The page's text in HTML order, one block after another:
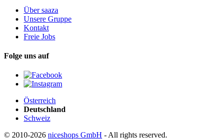
Über saaza
Unsere Gruppe
Kontakt
Freie Jobs
Folge uns auf
Österreich
Deutschland
Schweiz
© 2010-2026 niceshops GmbH - All rights reserved.